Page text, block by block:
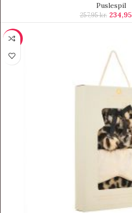
Puslespil
257,95kr. 234,95
-8%